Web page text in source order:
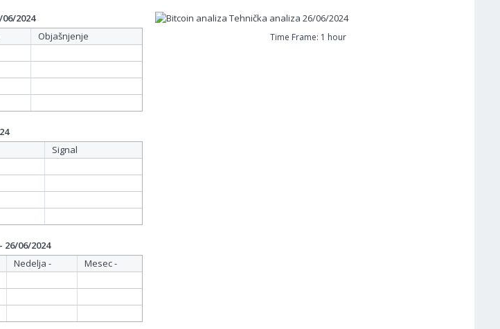
Time Frame: 1 hour
2024
Objašnjenje
Signal
06/2024
Nedelja -
Mesec -